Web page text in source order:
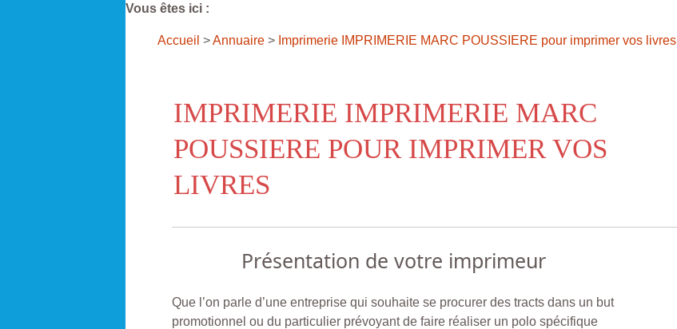
Vous êtes ici :
Accueil >Annuaire > Imprimerie IMPRIMERIE MARC POUSSIERE pour imprimer vos livres
IMPRIMERIE IMPRIMERIE MARC
POUSSIERE POUR IMPRIMER VOS
LIVRES
Présentation de votre imprimeur
Que l’on parle d’une entreprise qui souhaite se procurer des tracts dans un but
promotionnel ou du particulier prévoyant de faire réaliser un polo spécifique